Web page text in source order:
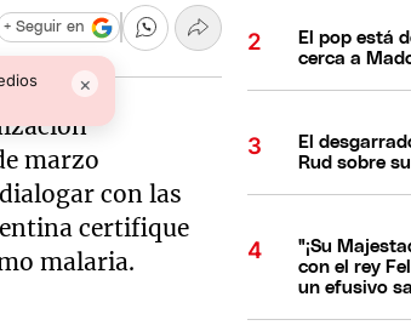
×
+ Seguir en
marzo
con las
certifique
malaria.
El pop está
cerca a
El
Rud sobre
"¡Su
con el rey
un efusivo